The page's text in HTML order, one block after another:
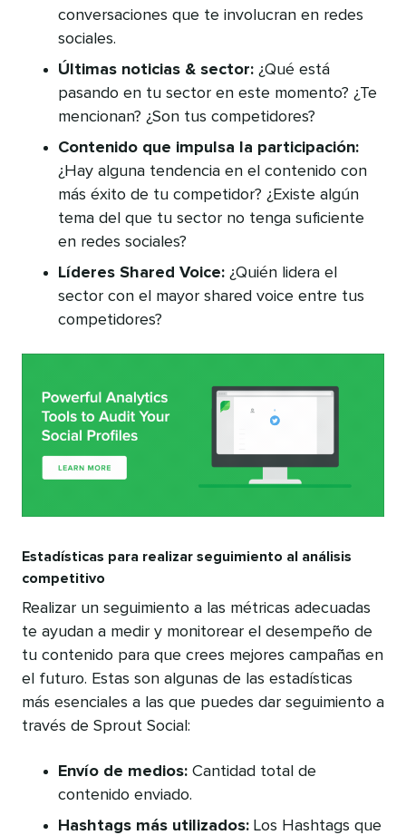
conversaciones que te involucran en redes
sociales.
Últimas noticias & sector: ¿Qué está
pasando en tu sector en este momento? ¿Te
mencionan? ¿Son tus competidores?
Contenido que impulsa la participación:
¿Hay alguna tendencia en el contenido con
más éxito de tu competidor? ¿Existe algún
tema del que tu sector no tenga suficiente
en redes sociales?
Líderes Shared Voice: ¿Quién lidera el
sector con el mayor shared voice entre tus
competidores?
Estadísticas para realizar seguimiento al análisis
competitivo
Realizar un seguimiento a las métricas adecuadas
te ayudan a medir y monitorear el desempeño de
tu contenido para que crees mejores campañas en
el futuro. Estas son algunas de las estadísticas
más esenciales a las que puedes dar seguimiento a
través de Sprout Social:
Envío de medios: Cantidad total de
contenido enviado.
Hashtags más utilizados: Los Hashtags que